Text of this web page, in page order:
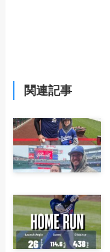
関連記事